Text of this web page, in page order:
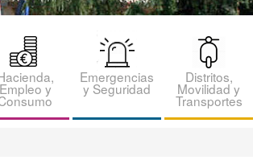
Empleo y
Emergencias
y Seguridad
Distritos,
Movilidad y
Transportes